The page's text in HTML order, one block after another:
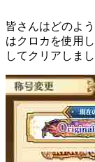
皆さんはどのよ
はクロカを使用
してクリアしまし